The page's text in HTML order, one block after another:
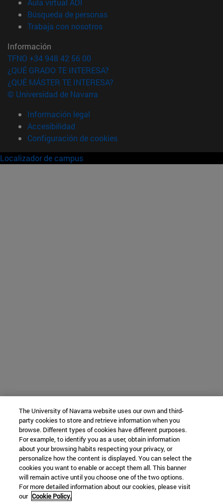
Búsqueda de personas(abre en nueva ventana)
Trabaja con nosotros(abre en nueva ventana)
Información
TFNO +34 948 42 56 00
¿QUÉ GRADO TE INTERESA?
¿QUÉ MÁSTER TE INTERESA?
© Universidad de Navarra
Información legal
Accesibilidad
Configuración de cookies
Localizador de campus
The University of Navarra website uses our own and third-
party cookies to store and retrieve information when you
browse. Different types of cookies have different purposes.
For example, to identify you as a user, obtain information
about your browsing habits respecting your privacy, or
personalize how the content is displayed. You can select the
cookies you want to enable or accept them all. This banner
will remain active until you choose one of the two options.
For more detailed information about our cookies, please visit
our Cookie Policy.